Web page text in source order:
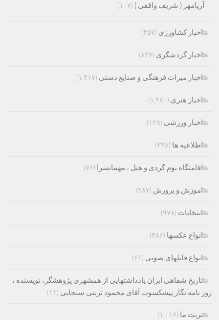
آریامهر ( شریف واقفی ) (۱۰۷)
اخبار کشاورزی (۴۵۷)
اخبار گردشگری (۸۳۷)
اخبار میراث فرهنگی و صنایع دستی (۱,۴۱۷)
اخبار هنری (۱,۴۸۰)
اخبار ورزشی (۱۲۸)
اطلاعیه ها (۳۴۸)
اقامتگاه بوم گردی و هتل ، مهمانسرا (۷۶)
اموزش و پرورش (۲۸۷)
انتخابات (۹۷۸)
انواع عکسها (۳۸۶)
انواع فایلهای صوتی (۶۱)
تاریخ شفاهی ایران یادداشتهایی از همشهری پژوهشگر، نویسنده ،
روز نامه نگار پیشکسوت آقای محمود تربتی سنجابی (۱۲)
تربت ما (۱,۰۱۶)